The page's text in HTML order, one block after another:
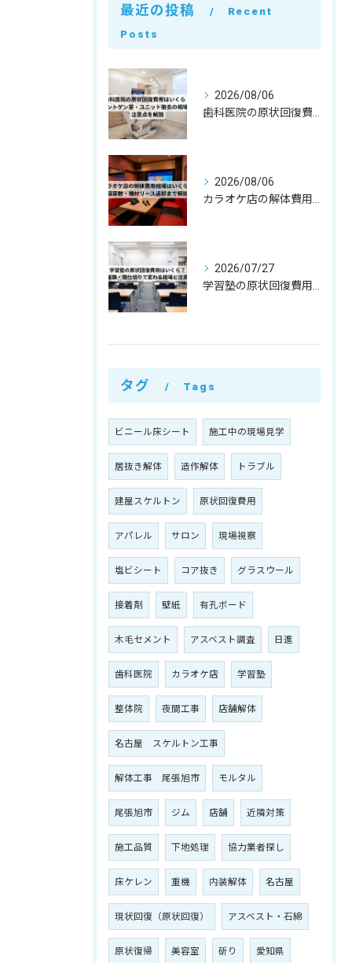
最近の投稿
Recent
Posts
2026/08/06
2026/08/06
2026/07/27
タグ Tags
ビニール床シート 施工中の現場見学
居抜き解体 造作解体 トラブル
建屋スケルトン 原状回復費用
アパレル サロン 現場視察
塩ビシート コア抜き グラスウール
接着剤 壁紙 有孔ボード
木毛セメント アスベスト調査 日進
歯科医院 カラオケ店 学習塾
整体院 夜間工事 店舗解体
名古屋 スケルトン工事
解体工事 尾張旭市 モルタル
尾張旭市 ジム 店舗 近隣対策
施工品質 下地処理 協力業者探し
床ケレン 重機 内装解体 名古屋
現状回復（原状回復） アスベスト・石綿
原状復帰 美容室 斫り 愛知県